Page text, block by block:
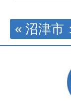
« 沼津市